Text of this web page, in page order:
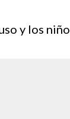
y los